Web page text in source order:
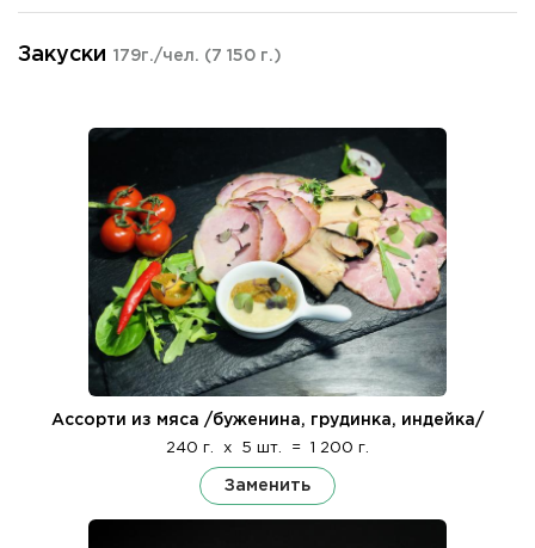
Закуски 179г./чел. (7 150 г.)
Ассорти из мяса /буженина, грудинка, индейка/
240 г. x 5 шт. = 1 200 г.
Заменить